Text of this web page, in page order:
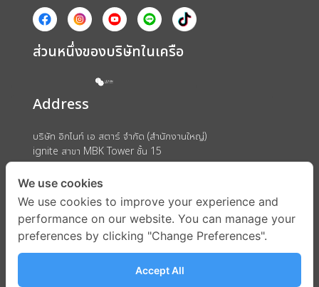
ส่วนหนึ่งของบริษัทในเครือ
Address
บริษัท อิกไนท์ เอ สตาร์ จำกัด (สำนักงานใหญ่)
ignite สาขา MBK Tower ชั้น 15
ถนนพญาไท แขวงวังใหม่ เขตปทุมวัน กรุงเทพมหานคร 10330
We use cookies
We use cookies to improve your experience and
performance on our website. You can manage your
preferences by clicking "Change Preferences".
Accept All